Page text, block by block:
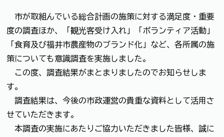
市が取組んでいる総合計画の施策に対する満足度・重要
度の調査ほか、「観光客受け入れ」「ボランティア活動」
「食育及び福井市農産物のブランド化」など、各所属の施
策についても意識調査を実施しました。
この度、調査結果がまとまりましたのでお知らせしま
す。
調査結果は、今後の市政運営の貴重な資料として活用さ
せていただきます。
本調査の実施にあたりご協力いただきました皆様、誠に